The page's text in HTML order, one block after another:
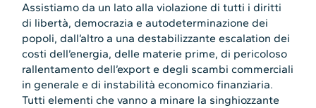
Assistiamo da un lato alla violazione di tutti i diritti
di libertà, democrazia e autodeterminazione dei
popoli, dall’altro a una destabilizzante escalation dei
costi dell’energia, delle materie prime, di pericoloso
rallentamento dell’export e degli scambi commerciali
in generale e di instabilità economico finanziaria.
Tutti elementi che vanno a minare la singhiozzante